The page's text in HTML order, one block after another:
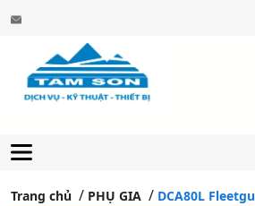
Trang chủ PHỤ GIA DCA80L